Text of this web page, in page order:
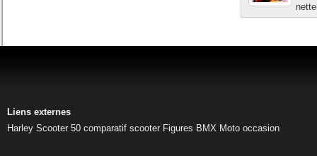
Liens externes
Harley Scooter 50 comparatif scooter Figures BMX Moto occasion